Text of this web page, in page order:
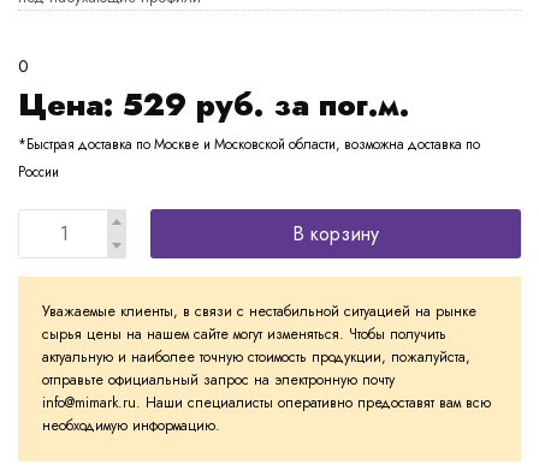
0
Цена: 529 руб. за пог.м.
*Быстрая доставка по Москве и Московской области, возможна доставка по
России
В корзину
Уважаемые клиенты, в связи с нестабильной ситуацией на рынке
сырья цены на нашем сайте могут изменяться. Чтобы получить
актуальную и наиболее точную стоимость продукции, пожалуйста,
отправьте официальный запрос на электронную почту
info@mimark.ru. Наши специалисты оперативно предоставят вам всю
необходимую информацию.